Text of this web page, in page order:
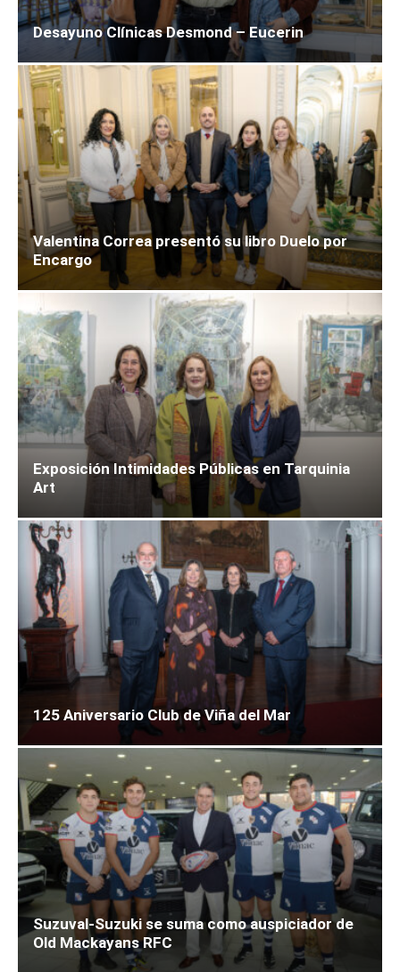
Desayuno Clínicas Desmond – Eucerin
Valentina Correa presentó su libro Duelo por
Encargo
Exposición Intimidades Públicas en Tarquinia
Art
125 Aniversario Club de Viña del Mar
Suzuval-Suzuki se suma como auspiciador de
Old Mackayans RFC